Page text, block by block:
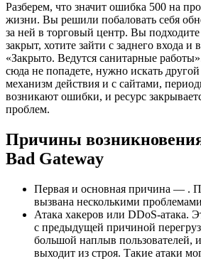
Разберем, что значит ошибка 500 на
жизни. Вы решили побаловать себя
за ней в торговый центр. Вы
закрыт, хотите зайти с заднего входа и
«Закрыто. Ведутся санитарные
сюда не попадете, нужно искать
механизм действия и с сайтами,
возникают ошибки, и ресурс
проблем.
Причины
Bad Gateway
Первая и основная причина ― .
вызвана несколькими
Атака хакеров или DDoS-атака.
с предыдущей причиной
большой наплыв пользователей,
выходит из строя. Такие атаки